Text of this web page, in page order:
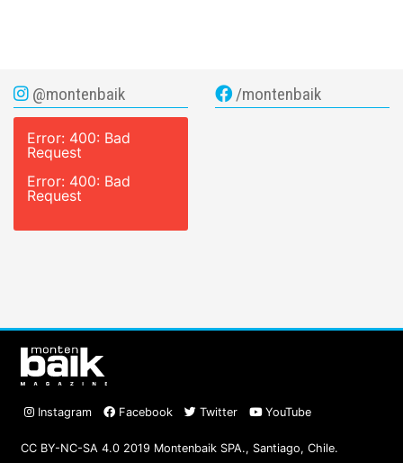
@montenbaik
Error: 400: Bad
Request
Error: 400: Bad
Request
/montenbaik
Instagram Facebook Twitter YouTube
CC BY-NC-SA 4.0 2019 Montenbaik SPA., Santiago, Chile.